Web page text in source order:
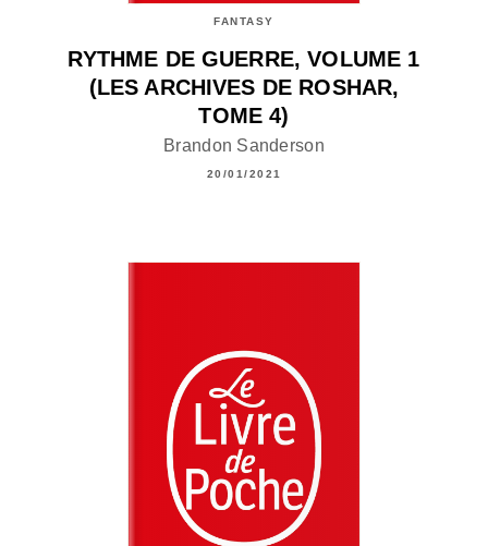
FANTASY
RYTHME DE GUERRE, VOLUME 1
(LES ARCHIVES DE ROSHAR,
TOME 4)
Brandon Sanderson
20/01/2021